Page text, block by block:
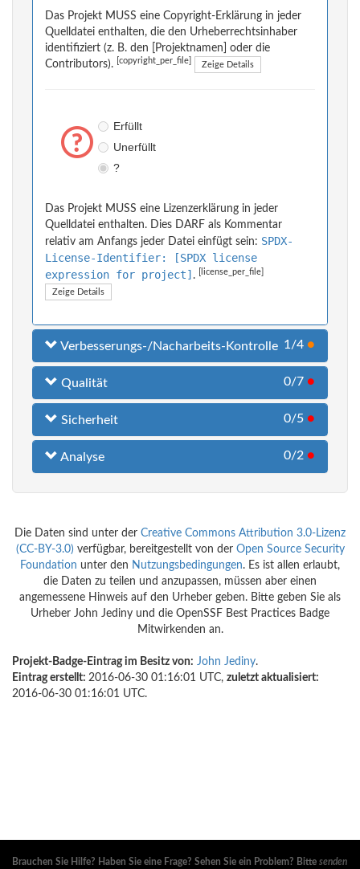
Das Projekt MUSS eine Copyright-Erklärung in jeder
Quelldatei enthalten, die den Urheberrechtsinhaber
identifiziert (z. B. den [Projektnamen] oder die
Contributors).
[copyright_per_file] Zeige Details
Erfüllt
Unerfüllt
?
Das Projekt MUSS eine Lizenzerklärung in jeder
Quelldatei enthalten. Dies DARF als Kommentar
relativ am Anfangs jeder Datei einfügt sein: SPDX-
License-Identifier: [SPDX license
expression for project] . [license_per_file]
Zeige Details
Verbesserungs-/Nacharbeits-Kontrolle 1/4 ●
Qualität 0/7 ●
Sicherheit 0/5 ●
Analyse 0/2 ●
Die Daten sind unter der Creative Commons Attribution 3.0-Lizenz
(CC-BY-3.0) verfügbar, bereitgestellt von der Open Source Security
Foundation unter den Nutzungsbedingungen. Es ist allen erlaubt,
die Daten zu teilen und anzupassen, müssen aber einen
angemessene Hinweis auf den Urheber geben. Bitte geben Sie als
Urheber John Jediny und die OpenSSF Best Practices Badge
Mitwirkenden an.
Projekt-Badge-Eintrag im Besitz von: John Jediny.
Eintrag erstellt: 2016-06-30 01:16:01 UTC, zuletzt aktualisiert:
2016-06-30 01:16:01 UTC.
Brauchen Sie Hilfe? Haben Sie eine Frage? Sehen Sie ein Problem? Bitte senden